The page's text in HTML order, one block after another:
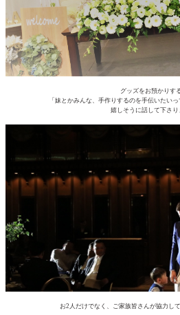
グッズをお預かりす
「妹とかみんな、手作りするのを手伝いたい
嬉しそうに話して下さり
お2人だけでなく、ご家族皆さんが協力し